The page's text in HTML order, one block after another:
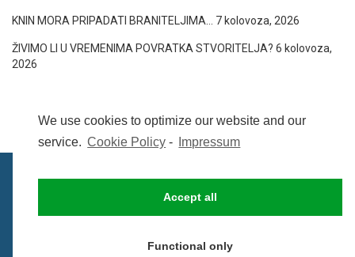
We use cookies to optimize our website and our
service. Cookie Policy - Impressum
Accept all
Functional only
KNIN MORA PRIPADATI BRANITELJIMA… 7 kolovoza, 2026
ŽIVIMO LI U VREMENIMA POVRATKA STVORITELJA? 6 kolovoza,
2026